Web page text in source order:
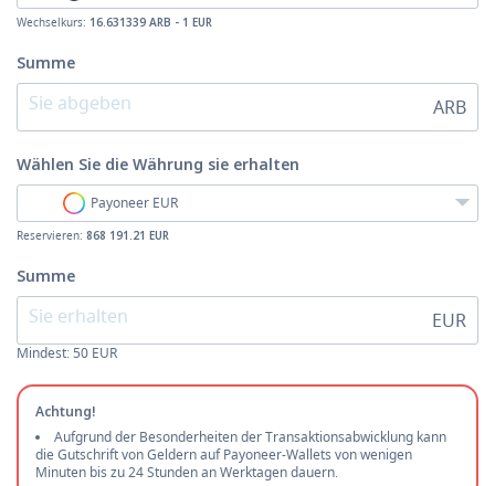
Wechselkurs: 16.631339 ARB - 1 EUR
Summe
ARB
Wählen Sie die Währung sie erhalten
Payoneer EUR
Reservieren: 868 191.21 EUR
Summe
EUR
Mindest: 50 EUR
Achtung!
Aufgrund der Besonderheiten der Transaktionsabwicklung kann
die Gutschrift von Geldern auf Payoneer-Wallets von wenigen
Minuten bis zu 24 Stunden an Werktagen dauern.